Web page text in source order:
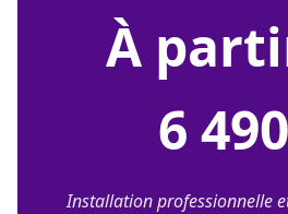
À
6
Installation professionnelle